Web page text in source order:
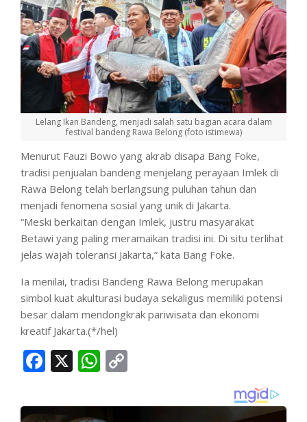
Lelang Ikan Bandeng, menjadi salah satu bagian acara dalam
festival bandeng Rawa Belong (foto istimewa)
Menurut Fauzi Bowo yang akrab disapa Bang Foke,
tradisi penjualan bandeng menjelang perayaan Imlek di
Rawa Belong telah berlangsung puluhan tahun dan
menjadi fenomena sosial yang unik di Jakarta.
“Meski berkaitan dengan Imlek, justru masyarakat
Betawi yang paling meramaikan tradisi ini. Di situ terlihat
jelas wajah toleransi Jakarta,” kata Bang Foke.
Ia menilai, tradisi Bandeng Rawa Belong merupakan
simbol kuat akulturasi budaya sekaligus memiliki potensi
besar dalam mendongkrak pariwisata dan ekonomi
kreatif Jakarta.(*/hel)
Facebook
X WhatsApp